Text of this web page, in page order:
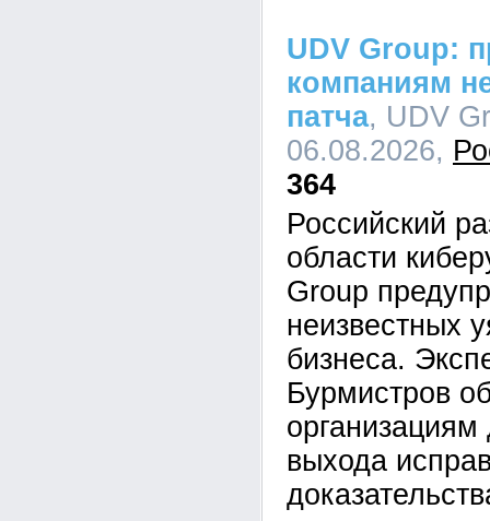
UDV Group:
компаниям
патча, UDV
06.08.2026,
364
Российский
области
Group
неизвестных
бизнеса.
Бурмистров
организациям
выхода